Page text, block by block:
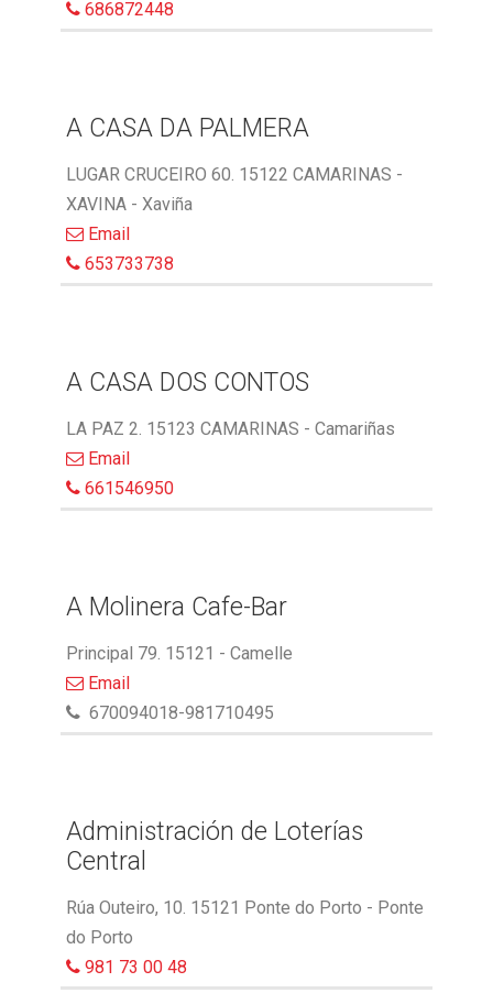
686872448
A CASA DA PALMERA
LUGAR CRUCEIRO 60. 15122 CAMARINAS -
XAVINA - Xaviña
Email
653733738
A CASA DOS CONTOS
LA PAZ 2. 15123 CAMARINAS - Camariñas
Email
661546950
A Molinera Cafe-Bar
Principal 79. 15121 - Camelle
Email
670094018-981710495
Administración de Loterías
Central
Rúa Outeiro, 10. 15121 Ponte do Porto - Ponte
do Porto
981 73 00 48